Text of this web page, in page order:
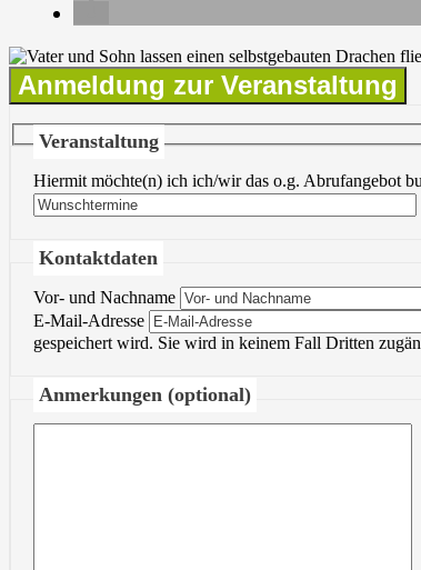
Anmeldung zur Veranstaltung
Veranstaltung
Hiermit möchte(n) ich ich/wir das o.g. Abrufangebot
Kontaktdaten
Vor- und Nachname
E-Mail-Adresse
gespeichert wird. Sie wird in keinem Fall Dritten
Anmerkungen (optional)